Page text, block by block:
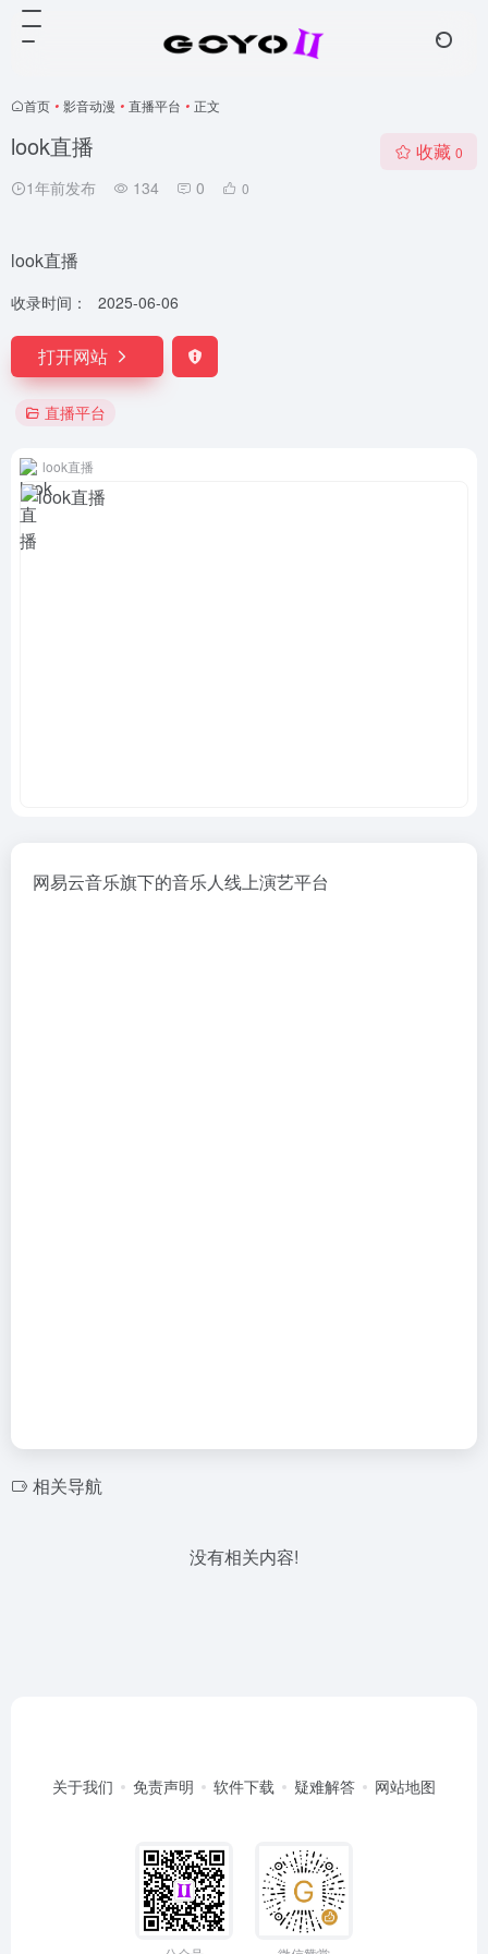
首页 • 影音动漫 • 直播平台 • 正文
look直播
1年前发布 134 0 0
收藏 0
look直播
收录时间： 2025-06-06
打开网站
直播平台
look直播
网易云音乐旗下的音乐人线上演艺平台
相关导航
没有相关内容!
关于我们 免责声明 软件下载 疑难解答 网站地图